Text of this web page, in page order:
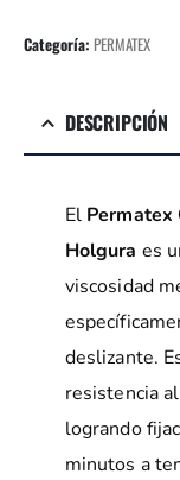
Categoría:PERMATEX
DESCRIPCIÓN
El Permatex
Holgura es
viscosidad
deslizante.
resistencia
logrando
minutos a